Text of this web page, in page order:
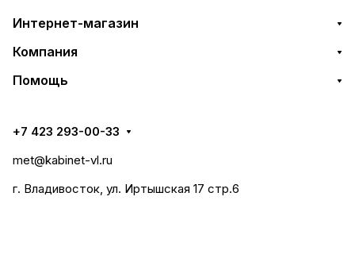
Интернет-магазин
Компания
Помощь
+7 423 293-00-33
met@kabinet-vl.ru
г. Владивосток, ул. Иртышская 17 стр.6